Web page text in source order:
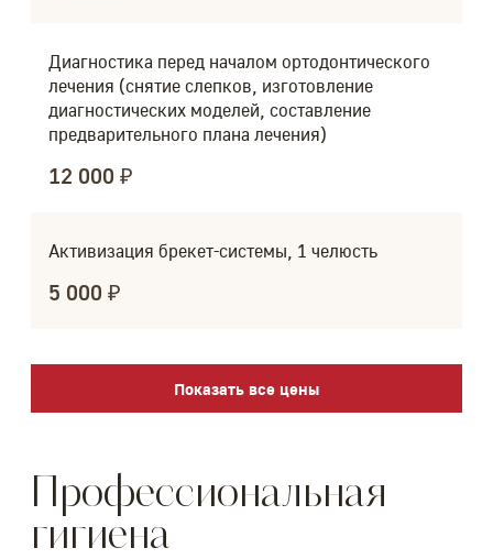
Диагностика перед началом ортодонтического
лечения (снятие слепков, изготовление
диагностических моделей, составление
предварительного плана лечения)
12 000 ₽
Активизация брекет-системы, 1 челюсть
5 000 ₽
Показать все цены
Профессиональная
гигиена